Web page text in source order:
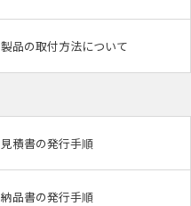
製品の取付方法について
見積書の発行手順
納品書の発行手順